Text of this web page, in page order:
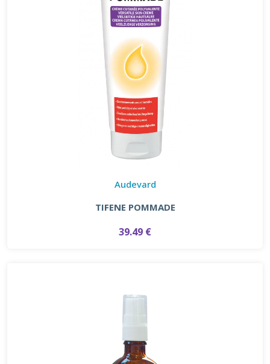
Audevard
TIFENE POMMADE
39.49 €